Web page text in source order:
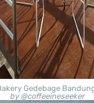
Gedebage
by @coffeeineseeker